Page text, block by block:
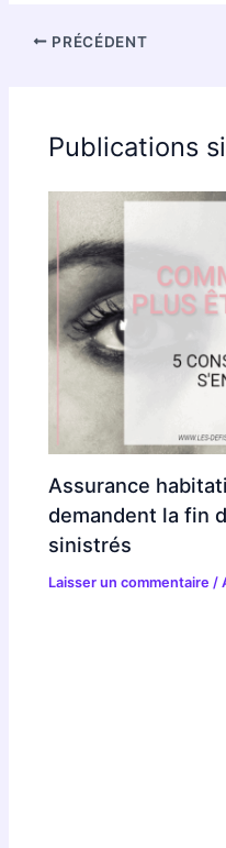
PRÉCÉDENT
Publications
Assurance
demandent la fin
sinistrés
Laisser un commentaire /